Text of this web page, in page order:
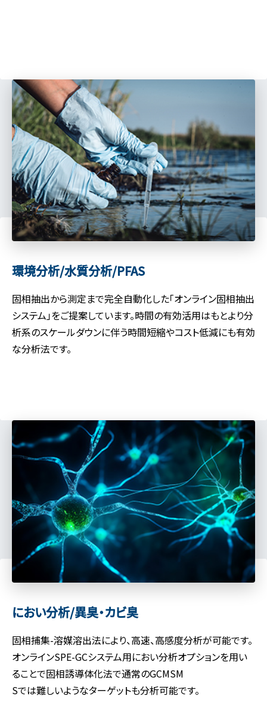
環境分析/水質分析/PFAS
固相抽出から測定まで完全自動化した「オンライン固相抽出
システム」をご提案しています。時間の有効活用はもとより分
析系のスケールダウンに伴う時間短縮やコスト低減にも有効
な分析法です。
におい分析/異臭・カビ臭
固相捕集-溶媒溶出法により、高速、高感度分析が可能です。
オンラインSPE-GCシステム用におい分析オプションを用い
ることで固相誘導体化法で通常のGCMSM
Sでは難しいようなターゲットも分析可能です。